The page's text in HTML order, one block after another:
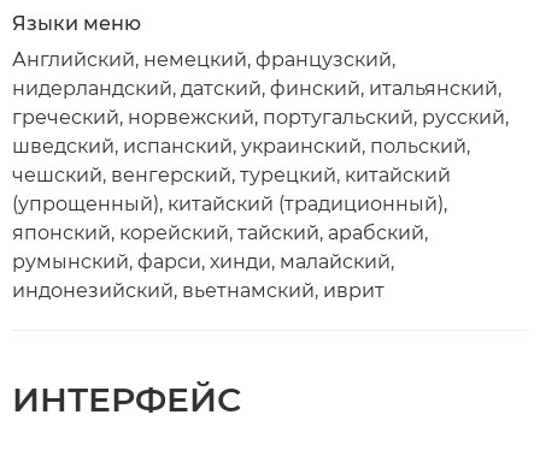
Языки меню
Английский, немецкий, французский,
нидерландский, датский, финский, итальянский,
греческий, норвежский, португальский, русский,
шведский, испанский, украинский, польский,
чешский, венгерский, турецкий, китайский
(упрощенный), китайский (традиционный),
японский, корейский, тайский, арабский,
румынский, фарси, хинди, малайский,
индонезийский, вьетнамский, иврит
ИНТЕРФЕЙС